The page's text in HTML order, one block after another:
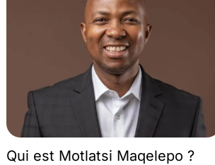
Qui est Motlatsi Maqelepo ?